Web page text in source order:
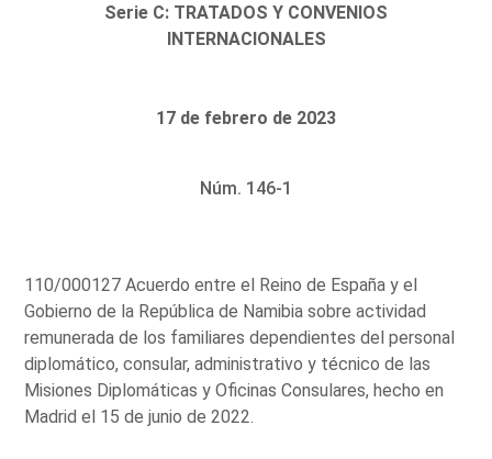
Serie C: TRATADOS Y CONVENIOS
INTERNACIONALES
17 de febrero de 2023
Núm. 146-1
110/000127 Acuerdo entre el Reino de España y el
Gobierno de la República de Namibia sobre actividad
remunerada de los familiares dependientes del personal
diplomático, consular, administrativo y técnico de las
Misiones Diplomáticas y Oficinas Consulares, hecho en
Madrid el 15 de junio de 2022.